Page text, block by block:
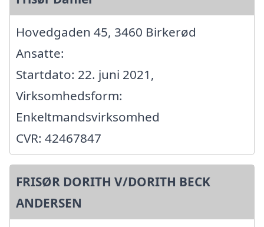
Hovedgaden 45, 3460 Birkerød
Ansatte:
Startdato: 22. juni 2021,
Virksomhedsform:
Enkeltmandsvirksomhed
CVR: 42467847
FRISØR DORITH V/DORITH BECK
ANDERSEN